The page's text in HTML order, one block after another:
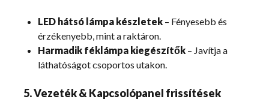
LED hátsó lámpa készletek – Fényesebb és
érzékenyebb, mint a raktáron.
Harmadik féklámpa kiegészítők – Javítja a
láthatóságot csoportos utakon.
5. Vezeték & Kapcsolópanel frissítések